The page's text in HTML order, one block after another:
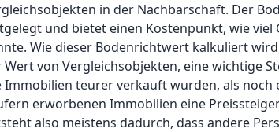
in der Nachbarschaft. Der
und bietet einen Kostenpunkt, wie
Wie dieser Bodenrichtwert kalkuliert
Wert von Vergleichsobjekten, eine wichtige
Immobilien teurer verkauft wurden, als noch
erworbenen Immobilien eine
also meistens dadurch, dass andere